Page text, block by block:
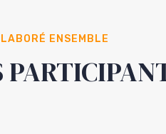
ENSEMBLE